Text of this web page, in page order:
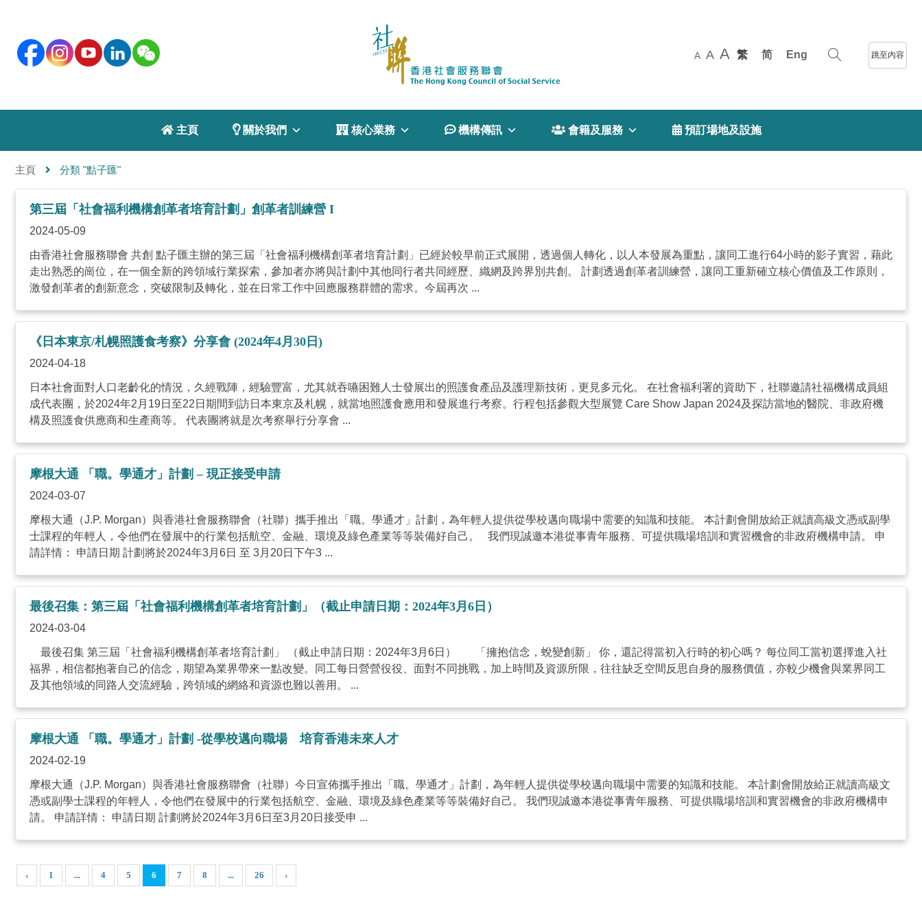
A A A 繁 简 Eng 跳至內容
 主頁  關於我們  核心業務  機構傳訊  會籍及服務  預訂場地及設施
主頁 分類 "點子匯"
第三屆「社會福利機構創革者培育計劃」創革者訓練營 I
2024-05-09
由香港社會服務聯會 共創 點子匯主辦的第三屆「社會福利機構創革者培育計劃」已經於較早前正式展開，透過個人轉化，以人本發展為重點，讓同工進行64小時的影子實習，藉此
走出熟悉的崗位，在一個全新的跨領域行業探索，參加者亦將與計劃中其他同行者共同經歷、織網及跨界別共創。 計劃透過創革者訓練營，讓同工重新確立核心價值及工作原則，
激發創革者的創新意念，突破限制及轉化，並在日常工作中回應服務群體的需求。今屆再次 ...
《日本東京/札幌照護食考察》分享會 (2024年4月30日)
2024-04-18
日本社會面對人口老齡化的情況，久經戰陣，經驗豐富，尤其就吞嚥困難人士發展出的照護食產品及護理新技術，更見多元化。 在社會福利署的資助下，社聯邀請社福機構成員組
成代表團，於2024年2月19日至22日期間到訪日本東京及札幌，就當地照護食應用和發展進行考察。行程包括參觀大型展覽 Care Show Japan 2024及探訪當地的醫院、非政府機
構及照護食供應商和生產商等。 代表團將就是次考察舉行分享會 ...
摩根大通 「職。學通才」計劃 – 現正接受申請
2024-03-07
摩根大通（J.P. Morgan）與香港社會服務聯會（社聯）攜手推出「職。學通才」計劃，為年輕人提供從學校邁向職場中需要的知識和技能。 本計劃會開放給正就讀高級文憑或副學
士課程的年輕人，令他們在發展中的行業包括航空、金融、環境及綠色產業等等裝備好自己。 我們現誠邀本港從事青年服務、可提供職場培訓和實習機會的非政府機構申請。 申
請詳情： 申請日期 計劃將於2024年3月6日 至 3月20日下午3 ...
最後召集：第三屆「社會福利機構創革者培育計劃」（截止申請日期：2024年3月6日）
2024-03-04
最後召集 第三屆「社會福利機構創革者培育計劃」 （截止申請日期：2024年3月6日） 「擁抱信念，蛻變創新」 你，還記得當初入行時的初心嗎？ 每位同工當初選擇進入社
福界，相信都抱著自己的信念，期望為業界帶來一點改變。同工每日營營役役、面對不同挑戰，加上時間及資源所限，往往缺乏空間反思自身的服務價值，亦較少機會與業界同工
及其他領域的同路人交流經驗，跨領域的網絡和資源也難以善用。 ...
摩根大通 「職。學通才」計劃 -從學校邁向職場 培育香港未來人才
2024-02-19
摩根大通（J.P. Morgan）與香港社會服務聯會（社聯）今日宣佈攜手推出「職。學通才」計劃，為年輕人提供從學校邁向職場中需要的知識和技能。 本計劃會開放給正就讀高級文
憑或副學士課程的年輕人，令他們在發展中的行業包括航空、金融、環境及綠色產業等等裝備好自己。 我們現誠邀本港從事青年服務、可提供職場培訓和實習機會的非政府機構申
請。 申請詳情： 申請日期 計劃將於2024年3月6日至3月20日接受申 ...
‹ 1 ... 4 5 6 7 8 ... 26 ›